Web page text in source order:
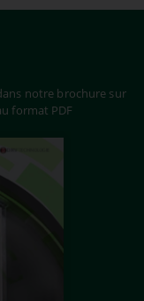
notre brochure sur
format PDF